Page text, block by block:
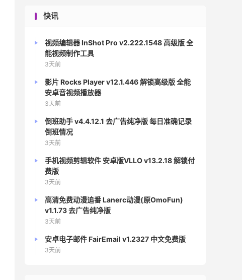
快讯
视频编辑器 InShot Pro v2.222.1548 高级版 全
能视频制作工具
3天前
影片 Rocks Player v12.1.446 解锁高级版 全能
安卓音视频播放器
3天前
倒班助手 v4.4.12.1 去广告纯净版 每日准确记录
倒班情况
3天前
手机视频剪辑软件 安卓版VLLO v13.2.18 解锁付
费版
3天前
高清免费动漫追番 Lanerc动漫(原OmoFun)
v1.1.73 去广告纯净版
3天前
安卓电子邮件 FairEmail v1.2327 中文免费版
3天前